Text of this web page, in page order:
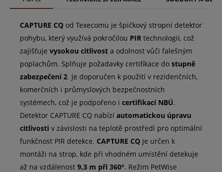
CAPTURE CQ od Texecomu je špičkový stropní detektor
pohybu, který využívá pokročilou PIR technologii, což
zajišťuje vysokou citlivost a odolnost vůči falešným
poplachům. Splňuje požadavky certifikace do stupně
zabezpečení 2. Je doporučen k použití v rezidenčních,
komerčních i průmyslových bezpečnostních
systémech, což je podpořeno i certifikací NBÚ.
Detektor CAPTURE CQ nabízí automatickou úpravu
citlivosti v závislosti na teplotě prostředí pro optimální
funkčnost PIR detekce. CAPTURE CQ je určen k
montáži na strop, kde při vhodném umístění detekuje
až na vzdálenost 9,3 m při 360°. Režim PetWise